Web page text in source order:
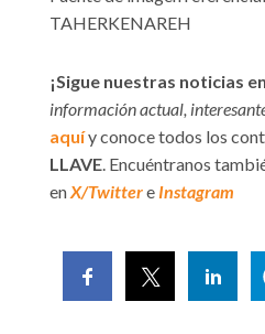
TAHERKENAREH
¡Sigue nuestras noticias
información actual,
aquíy conoce todos los
LLAVE. Encuéntranos
enX/Twittere Instagram